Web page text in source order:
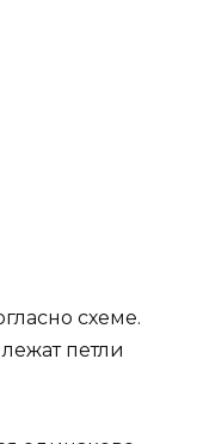
схеме.
петли